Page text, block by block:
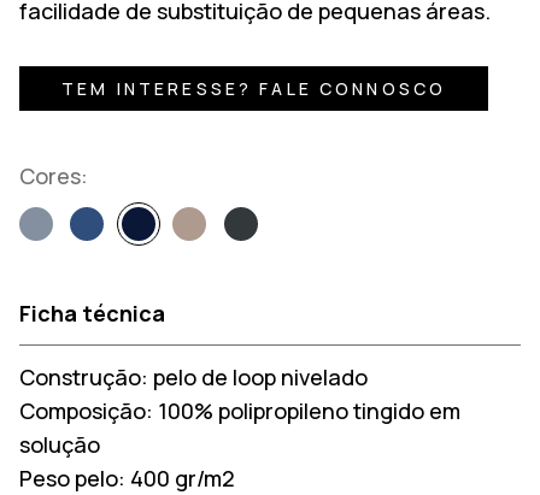
facilidade de substituição de pequenas áreas.
TEM INTERESSE? FALE CONNOSCO
Cores:
Ficha técnica
Construção: pelo de loop nivelado
Composição: 100% polipropileno tingido em
solução
Peso pelo: 400 gr/m2